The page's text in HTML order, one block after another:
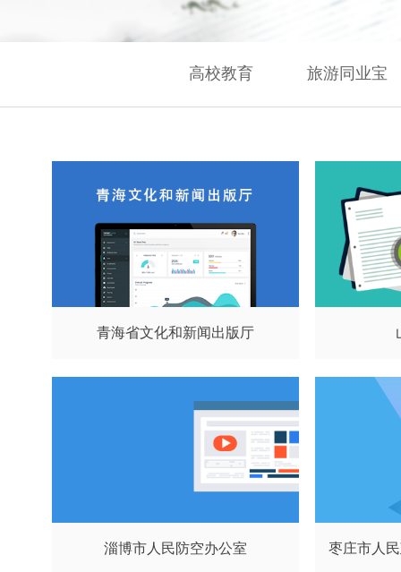
高校教育 旅游同业宝
青海省文化和新闻出版厅
淄博市人民防空办公室 枣庄市人